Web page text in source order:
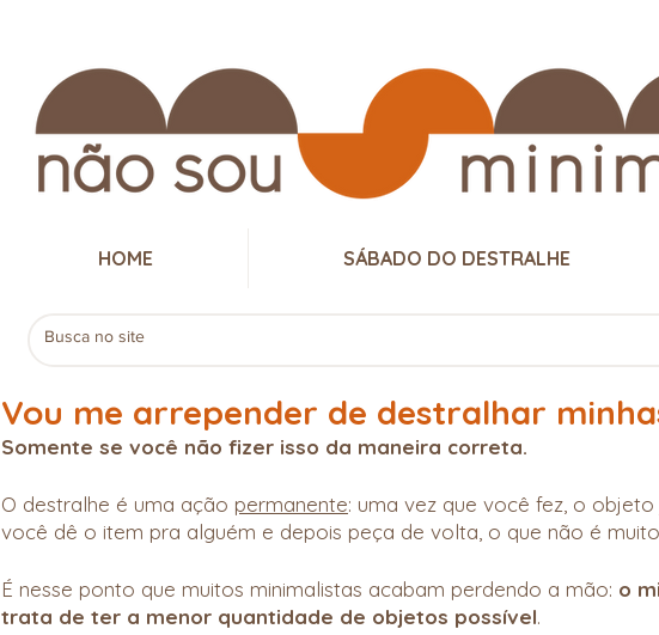
HOME SÁBADO DO DESTRALHE
Vou me arrepender de destralhar
Somente se você não fizer isso da maneira correta.
O destralhe é uma ação permanente: uma vez que você fez, o
você dê o item pra alguém e depois peça de volta, o que não é
É nesse ponto que muitos minimalistas acabam perdendo a mão: o
trata de ter a menor quantidade de objetos possível.